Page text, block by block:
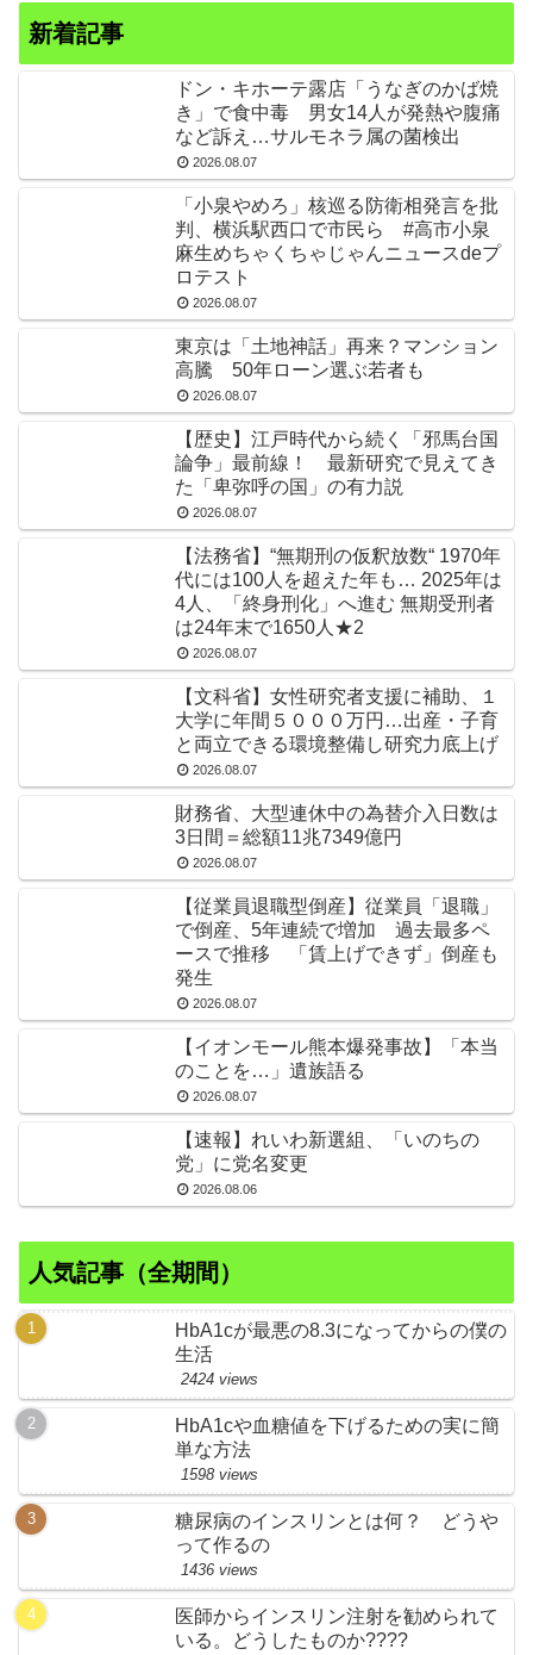
新着記事
ドン・キホーテ露店「うなぎのかば焼
き」で食中毒 男女14人が発熱や腹痛
など訴え…サルモネラ属の菌検出
2026.08.07
「小泉やめろ」核巡る防衛相発言を批
判、横浜駅西口で市民ら #高市小泉
麻生めちゃくちゃじゃんニュースdeプ
ロテスト
2026.08.07
東京は「土地神話」再来？マンション
高騰 50年ローン選ぶ若者も
2026.08.07
【歴史】江戸時代から続く「邪馬台国
論争」最前線！ 最新研究で見えてき
た「卑弥呼の国」の有力説
2026.08.07
【法務省】“無期刑の仮釈放数“ 1970年
代には100人を超えた年も… 2025年は
4人、「終身刑化」へ進む 無期受刑者
は24年末で1650人★2
2026.08.07
【文科省】女性研究者支援に補助、１
大学に年間５０００万円…出産・子育
と両立できる環境整備し研究力底上げ
2026.08.07
財務省、大型連休中の為替介入日数は
3日間＝総額11兆7349億円
2026.08.07
【従業員退職型倒産】従業員「退職」
で倒産、5年連続で増加 過去最多ペ
ースで推移 「賃上げできず」倒産も
発生
2026.08.07
【イオンモール熊本爆発事故】「本当
のことを…」遺族語る
2026.08.07
【速報】れいわ新選組、「いのちの
党」に党名変更
2026.08.06
人気記事（全期間）
HbA1cが最悪の8.3になってからの僕の
生活
2424 views
HbA1cや血糖値を下げるための実に簡
単な方法
1598 views
糖尿病のインスリンとは何？ どうや
って作るの
1436 views
医師からインスリン注射を勧められて
いる。どうしたものか????